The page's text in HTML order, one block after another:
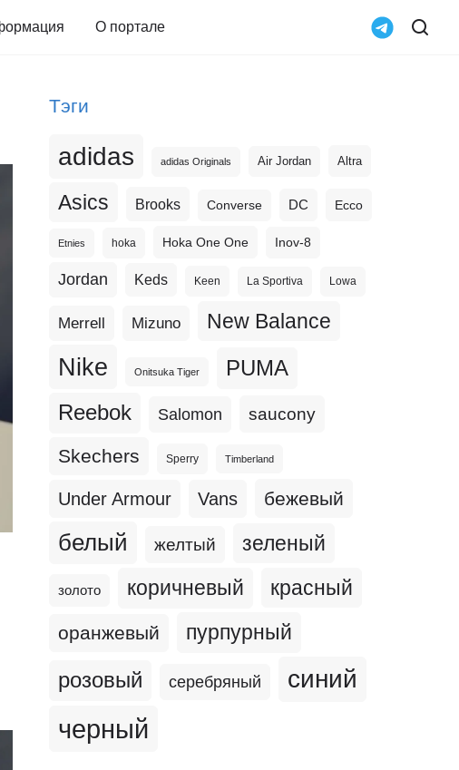
О портале
Тэги
adidas adidas Originals Air Jordan Altra
Asics Brooks Converse DC Ecco
Etnies hoka Hoka One One Inov-8
Jordan Keds Keen La Sportiva Lowa
Merrell Mizuno New Balance
Nike Onitsuka Tiger PUMA
Reebok Salomon saucony
Skechers Sperry Timberland
Under Armour Vans бежевый
белый желтый зеленый
золото коричневый красный
оранжевый пурпурный
розовый серебряный синий
черный